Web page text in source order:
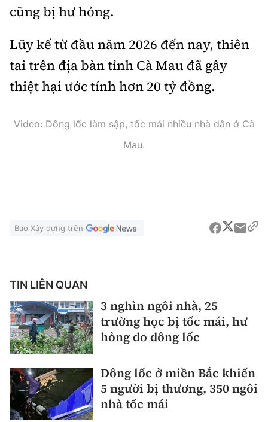
cũng bị hư hỏng.
Lũy kế từ đầu năm 2026 đến nay, thiên
tai trên địa bàn tỉnh Cà Mau đã gây
thiệt hại ước tính hơn 20 tỷ đồng.
Video: Dông lốc làm sập, tốc mái nhiều nhà dân ở Cà
Mau.
Báo Xây dựng trên
TIN LIÊN QUAN
3 nghìn ngôi nhà, 25
trường học bị tốc mái, hư
hỏng do dông lốc
Dông lốc ở miền Bắc khiến
5 người bị thương, 350 ngôi
nhà tốc mái